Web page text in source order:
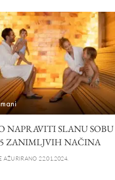
NAPRAVITI SLANU SOBU
ZANIMLJVIH NAČINA
AŽURIRANO 22.01.2024.